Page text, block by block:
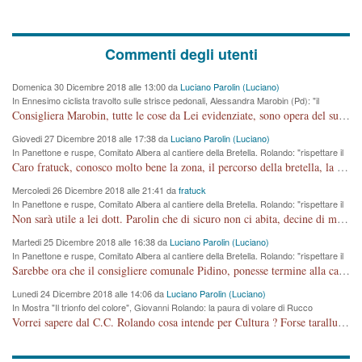
Commenti degli utenti
Domenica 30 Dicembre 2018 alle 13:00 daLuciano Parolin (Luciano)
In Ennesimo ciclista travolto sulle strisce pedonali, Alessandra Marobin (Pd): "il
Comune si svegli"
Consigliera Marobin, tutte le cose da Lei evidenziate, sono opera del suo ex Assessore e compagno di Partito Antonio Marco Dalla Pozza Assessore alla "progettazione" di piste ciclabili e altre porcherie. A lui manderei il conto da saldare per incidenti e danni alle persone. E' ora che "finiamola." Avete perso rassegnatevi. qui IL SINDACO RUCCO NON C'ENTRA PER NIENTE. CAPITO!!!!!!!! Amen.
Giovedi 27 Dicembre 2018 alle 17:38 daLuciano Parolin (Luciano)
In Panettone e ruspe, Comitato Albera al cantiere della Bretella. Rolando: "rispettare il
cronoprogramma"
Caro fratuck, conosco molto bene la zona, il percorso della bretella, la situazione dei cittadini, abito in Viale Trento. A partire dal 2003 ho partecipato al Comitato di Maddalene pro bretella, e a riunioni propositive per apportare modifiche al progetto. Numerose mie foto del territorio sono arrivate a Roma, altri miei interventi (non graditi dalla Sx) sono stati pubblicati dal GdV, assieme ad altri come Ciro Asproso, ora favorevole alla bretella. Ho partecipato alla raccolta firme per la chiusura della strada x 5 giorni eseguita dal Sindaco Hullwech per sforamento 180 Micro/g. Pertanto come impegno per la tematica sono apposto con la coscienza. Ora il Progetto è partito, fine! Voglio dire che la nuova Giunta "comunale" non c'entra più. L'opera sarà "malauguratamente" eseguita, ma non con il mio placet. Il Consigliere Comunale dovrebbe capire che la campagna elettorale è finita, con buona pace di tutti. Quello che invece dovrebbe interessare è la proprietà della strada, dall'uscita autostradale Ovest, sino alla Rotatoria dell'Albara, vi sono tre possessori: Autostrade SpA; La Provincia, il Comune. Come la mettiamo per il futuro ? I costi, da 50 sono saliti a 100 milioni di € come dire 20 milioni a KM (!) da non credere. Comunque si farà. Ma nessuno canti Vittoria, anzi meglio non farne un ulteriore fatto "partitico" per questioni elettorali o di seggio. Se mi manda la sua mail, sono disponibile ad inviare i documenti e le foto sopra descritte. Con ossequi, Luciano Parolin
Mercoledi 26 Dicembre 2018 alle 21:41 dafratuck
In Panettone e ruspe, Comitato Albera al cantiere della Bretella. Rolando: "rispettare il
cronoprogramma"
Non sarà utile a lei dott. Parolin che di sicuro non ci abita, decine di migliaia di TIR, automobili e padroncini che passano quotidianamente per una strada appena rotabile, non è più possibile stendere i panni, attraversare la strada senza rischiare la morte, le case stanno crepando, i tempi sono cambiati e la bretella non passerà assolutamente per maddalene (ma cosa sta a dire?!), dia invece responsabilità a chi ha costruito tagliando la strada che doveva invece terminare a isola vicentina e non al moracchino lasciando Motta di Costabissara ancora in panne di traffico. I tempi sono cambiati dottore e se l'anagrafe della vita stagna nell'essere umano impressioni conservatrici, la società non le considera perchè va avanti, si industrializza e ha bisogno di infrastrutture e di sviluppo. Ultima considerazione, se è geloso di Rolando perchè vede in lui solo campagne politiche mentre si difendono i SOLI diritti dei cittadini, la preghiamo faccia considerazioni più appropriate. Saluti e complimenti per i suoi scritti.
Martedi 25 Dicembre 2018 alle 16:38 daLuciano Parolin (Luciano)
In Panettone e ruspe, Comitato Albera al cantiere della Bretella. Rolando: "rispettare il
cronoprogramma"
Sarebbe ora che il consigliere comunale Pidino, ponesse termine alla campagna elettorale nel territorio del suo seggio Villaggio del Sole. La tiraca è iniziata, distruggerà 6 km di prateria ovest della città, ricca di fonti e sorgenti d'acqua. I cittadini di Maddalene non avranno più Pace la notte. Molta colpa per la costruzione di questa Strada è proprio del signor Rolando,dei suoi gazebo mobili e che vuol far passare questa opera VANDALICA come progetto "utile" a chi ? Non è cosa seria sig. Rolando!
Lunedi 24 Dicembre 2018 alle 14:06 daLuciano Parolin (Luciano)
In Mostra "Il trionfo del colore", Giovanni Rolando: la paura di volare di Rucco
Vorrei sapere dal C.C. Rolando cosa intende per Cultura ? Forse tarallucci, vino e sagre, o spaghetti tricolori del PD ? Il continuo (s)parlare della mostra a Palazzo Chiericati caro consigliere DANNEGGIA FORTEMENTE l'immagine della città TUTTA e fa deviare i consensi che in RUSSIA (badi bene ex U.R.S.S.) sono ECCELLENTI. A livello artistico l'evento è di alta Valenza culturale, COMPITO di Tutta la Cittadinanza fare il possibile per propagandare l'iniziativa senza farne UN CASO PARTITICO come fa Lei da sempre. Meno Gazebo + Partecipazione! E così sia. Amen.